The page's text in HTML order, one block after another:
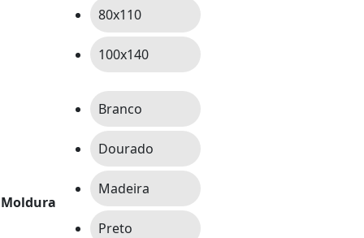
80x110
100x140
Moldura
Branco
Dourado
Madeira
Preto